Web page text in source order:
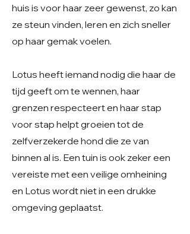
huis is voor haar zeer gewenst, zo kan
ze steun vinden, leren en zich sneller
op haar gemak voelen.
Lotus heeft iemand nodig die haar de
tijd geeft om te wennen, haar
grenzen respecteert en haar stap
voor stap helpt groeien tot de
zelfverzekerde hond die ze van
binnen al is. Een tuin is ook zeker een
vereiste met een veilige omheining
en Lotus wordt niet in een drukke
omgeving geplaatst.